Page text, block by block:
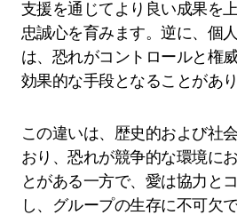
支援を通じてより良い成果を
忠誠心を育みます。逆に、個
は、恐れがコントロールと権
効果的な手段となることがあり
この違いは、歴史的および社
おり、恐れが競争的な環境に
とがある一方で、愛は協力と
し、グループの生存に不可欠で